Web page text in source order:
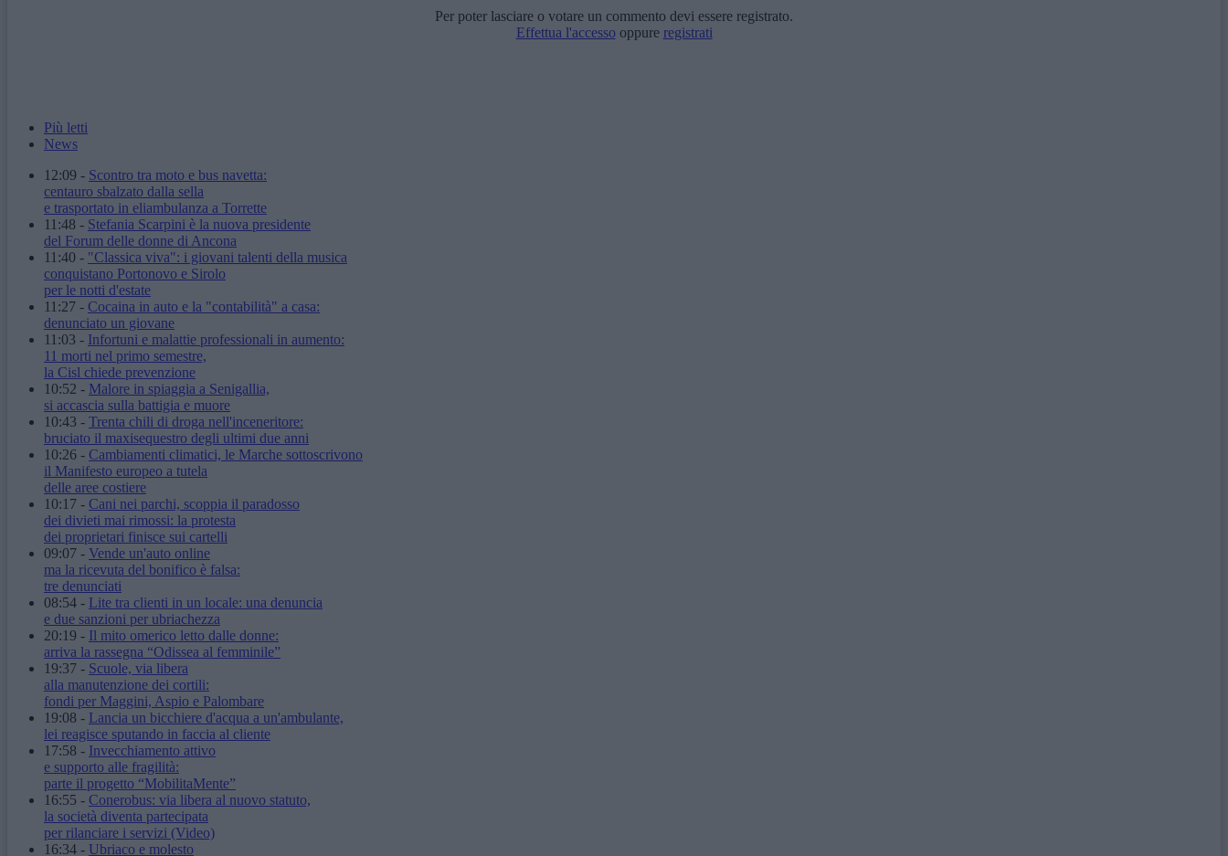
Per poter lasciare o votare un commento devi essere registrato.
Effettua l'accesso oppure registrati
Più letti
News
12:09 - Scontro tra moto e bus navetta:
centauro sbalzato dalla sella
e trasportato in eliambulanza a Torrette
11:48 - Stefania Scarpini è la nuova presidente
del Forum delle donne di Ancona
11:40 - "Classica viva": i giovani talenti della musica
conquistano Portonovo e Sirolo
per le notti d'estate
11:27 - Cocaina in auto e la "contabilità" a casa:
denunciato un giovane
11:03 - Infortuni e malattie professionali in aumento:
11 morti nel primo semestre,
la Cisl chiede prevenzione
10:52 - Malore in spiaggia a Senigallia,
si accascia sulla battigia e muore
10:43 - Trenta chili di droga nell'inceneritore:
bruciato il maxisequestro degli ultimi due anni
10:26 - Cambiamenti climatici, le Marche sottoscrivono
il Manifesto europeo a tutela
delle aree costiere
10:17 - Cani nei parchi, scoppia il paradosso
dei divieti mai rimossi: la protesta
dei proprietari finisce sui cartelli
09:07 - Vende un'auto online
ma la ricevuta del bonifico è falsa:
tre denunciati
08:54 - Lite tra clienti in un locale: una denuncia
e due sanzioni per ubriachezza
20:19 - Il mito omerico letto dalle donne:
arriva la rassegna “Odissea al femminile”
19:37 - Scuole, via libera
alla manutenzione dei cortili:
fondi per Maggini, Aspio e Palombare
19:08 - Lancia un bicchiere d'acqua a un'ambulante,
lei reagisce sputando in faccia al cliente
17:58 - Invecchiamento attivo
e supporto alle fragilità:
parte il progetto “MobilitaMente”
16:55 - Conerobus: via libera al nuovo statuto,
la società diventa partecipata
per rilanciare i servizi (Video)
16:34 - Ubriaco e molesto